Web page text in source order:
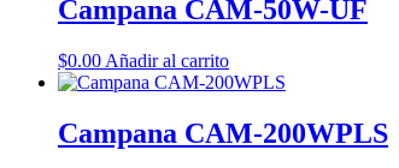
Campana CAM-50W-UF
$0.00 Añadir al carrito
Campana CAM-200WPLS